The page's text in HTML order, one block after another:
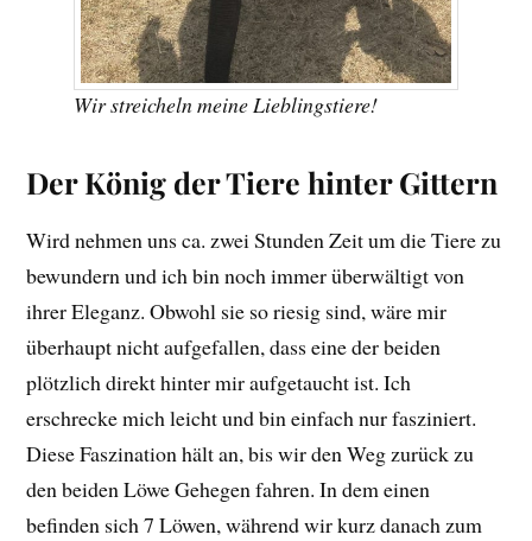
Wir streicheln meine Lieblingstiere!
Der König der Tiere hinter Gittern
Wird nehmen uns ca. zwei Stunden Zeit um die Tiere zu
bewundern und ich bin noch immer überwältigt von
ihrer Eleganz. Obwohl sie so riesig sind, wäre mir
überhaupt nicht aufgefallen, dass eine der beiden
plötzlich direkt hinter mir aufgetaucht ist. Ich
erschrecke mich leicht und bin einfach nur fasziniert.
Diese Faszination hält an, bis wir den Weg zurück zu
den beiden Löwe Gehegen fahren. In dem einen
befinden sich 7 Löwen, während wir kurz danach zum